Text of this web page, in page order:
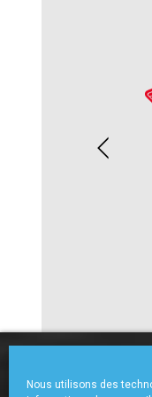
Nous utilisons des
ACCUEIL